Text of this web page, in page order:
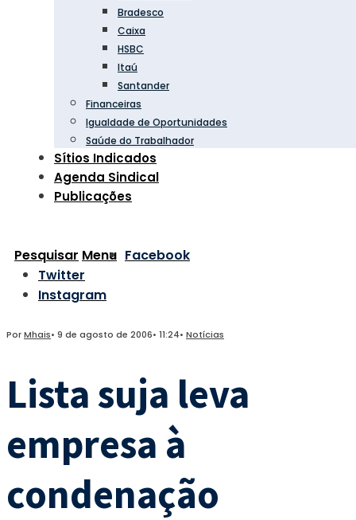
Bradesco
Caixa
HSBC
Itaú
Santander
Financeiras
Igualdade de Oportunidades
Saúde do Trabalhador
Sítios Indicados
Agenda Sindical
Publicações
Pesquisar Menu Facebook
Twitter
Instagram
PorMhais• 9 de agosto de 2006• 11:24• Notícias
Lista suja leva
empresa à
condenação